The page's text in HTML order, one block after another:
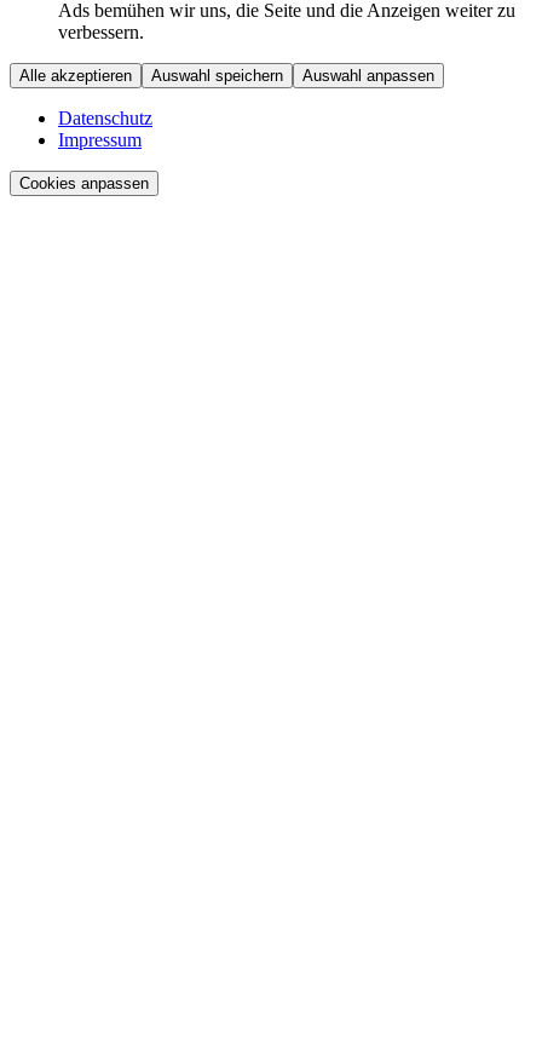
Ads bemühen wir uns, die Seite und die Anzeigen weiter zu
verbessern.
Alle akzeptieren Auswahl speichern Auswahl anpassen
Datenschutz
Impressum
Cookies anpassen